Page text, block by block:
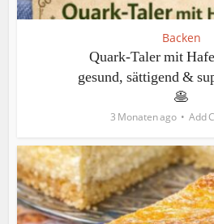
Backen
Quark-Taler mit
gesund, sättigend &
🥞
3 Monaten ago Add